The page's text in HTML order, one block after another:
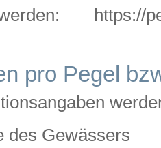
https://
pro Pegel
des Gewässers